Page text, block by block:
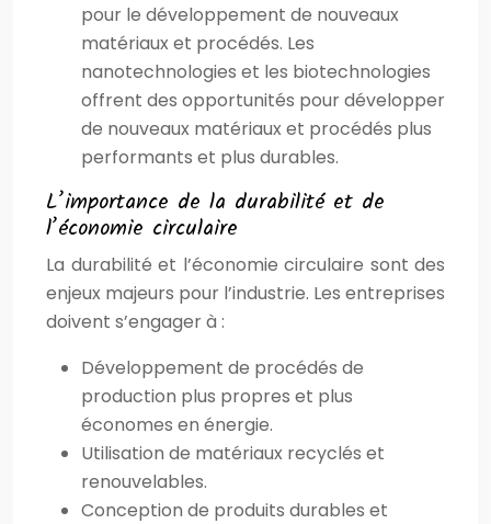
pour le développement de nouveaux
matériaux et procédés. Les
nanotechnologies et les biotechnologies
offrent des opportunités pour développer
de nouveaux matériaux et procédés plus
performants et plus durables.
L’importance de la durabilité et de
l’économie circulaire
La durabilité et l’économie circulaire sont des
enjeux majeurs pour l’industrie. Les entreprises
doivent s’engager à :
Développement de procédés de
production plus propres et plus
économes en énergie.
Utilisation de matériaux recyclés et
renouvelables.
Conception de produits durables et